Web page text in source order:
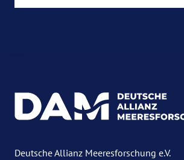
Deutsche Allianz Meeresforschung e.V.